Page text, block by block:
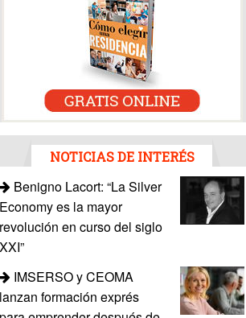
NOTICIAS DE INTERÉS
Benigno Lacort: “La Silver
Economy es la mayor
revolución en curso del siglo
XXI”
IMSERSO y CEOMA
lanzan formación exprés